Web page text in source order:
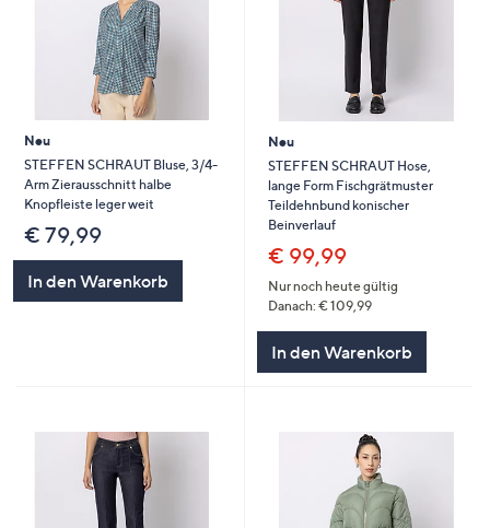
Neu
STEFFEN SCHRAUT Bluse, 3/4-
Arm Zierausschnitt halbe
Knopfleiste leger weit
€ 79,99
In den Warenkorb
Neu
STEFFEN SCHRAUT Hose,
lange Form Fischgrätmuster
Teildehnbund konischer
Beinverlauf
€ 99,99
Nur noch heute gültig
Danach: € 109,99
In den Warenkorb